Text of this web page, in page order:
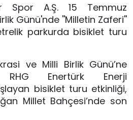
Spor A.Ş. 15 Temmuz
Günü'nde ''Milletin Zaferi''
parkurda bisiklet turu
ve Milli Birlik Günü’ne
Enertürk Enerji
bisiklet turu etkinliği,
Millet Bahçesi’nde son